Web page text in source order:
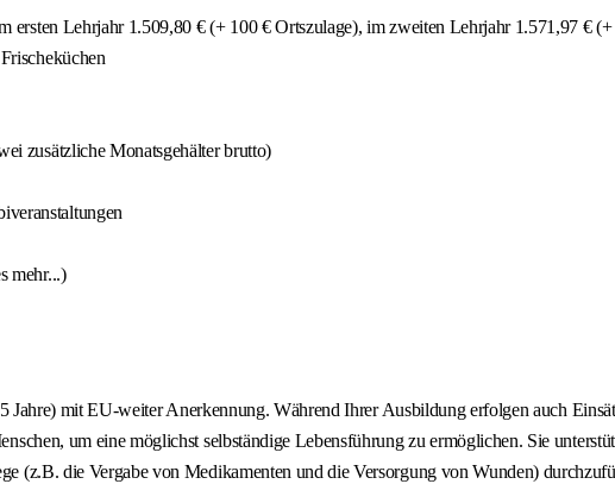
ersten Lehrjahr 1.509,80 € (+ 100 € Ortszulage), im zweiten Lehrjahr 1.571,97 €
zusätzliche Monatsgehälter brutto)
mehr...)
mit EU-weiter Anerkennung. Während Ihrer Ausbildung erfolgen auch
um eine möglichst selbständige Lebensführung zu ermöglichen. Sie
(z.B. die Vergabe von Medikamenten und die Versorgung von Wunden)